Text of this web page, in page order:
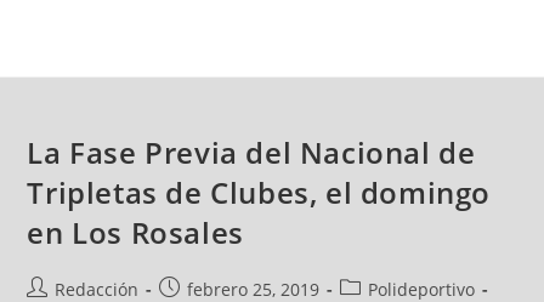
La Fase Previa del Nacional de
Tripletas de Clubes, el domingo
en Los Rosales
Redacción febrero 25, 2019
Polideportivo